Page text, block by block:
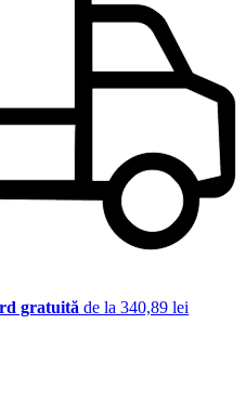
gratuită de la 340,89 lei